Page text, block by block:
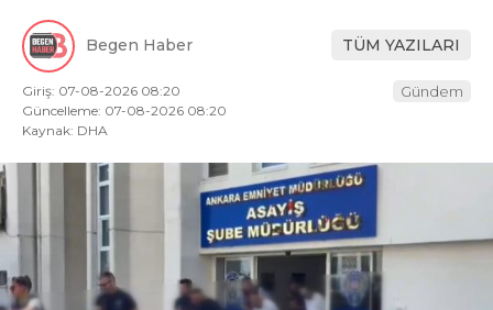
Begen Haber TÜM YAZILARI
Giriş: 07-08-2026 08:20
Güncelleme: 07-08-2026 08:20
Kaynak: DHA
Gündem